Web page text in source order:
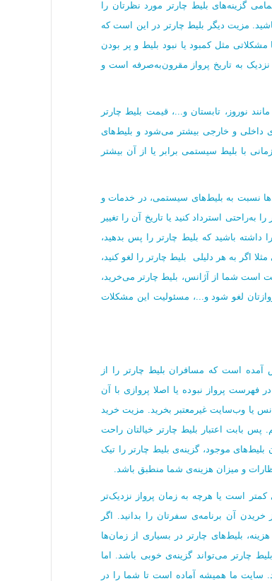
گزینه‌های بلیط چارتر مورد نظرتان را
مزیت دیگر بلیط چارتر در این است که
مثل کمبود یا نبود بلیط و پر بودن
به تاریخ پرواز مقرون‌به‌صرفه است و
نوروز، تابستان و...، قیمت بلیط چارتر
داخلی و خارجی بیشتر می‌شود و بلیط‌های
با بلیط سیستمی برابر یا از آن بیشتر
نسبت به بلیط‌های سیستمی، در خدمات و
استرداد کنید یا تاریخ آن را تغییر
داشته باشید که بلیط چارتر را پس بدهید،
اگر به هر دلیلی بلیط چارتر را لغو کنید،
است شما از آژانس، بلیط چارتر می‌خرید،
لغو شود و...، مسئولیت این مشکلات
آمده است که مسافران بلیط چارتر را از
فهرست پرواز نبوده یا اصلا پروازی با آن
یا وب‌سایت غیرمعتبر بخرید. مزیت خرید
پس بابت اعتبار بلیط چارتر خیالتان راحت
موجود، گزینه‌ی بلیط چارتر را تیک
و میزان هزینه‌ی شما منطبق باشد.
است یا هرچه به زمان پرواز نزدیک‌تر
خریدن آن برنامه‌ی سفرتان را بدانید. اگر
بلیط‌های چارتر در بسیاری از زمان‌ها
چارتر می‌تواند گزینه‌ی خوبی باشد. اما
سایت ما همیشه آماده است تا شما را در